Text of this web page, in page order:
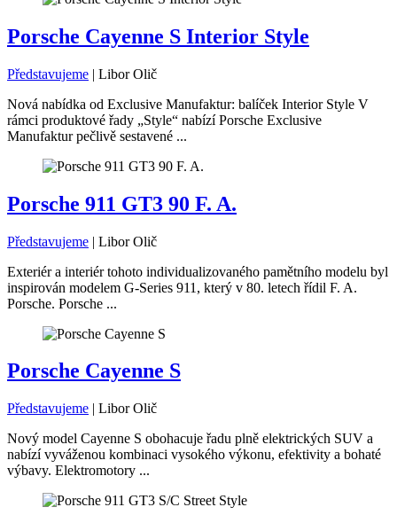
Porsche Cayenne S Interior Style
Představujeme | Libor Olič
Nová nabídka od Exclusive Manufaktur: balíček Interior Style V
rámci produktové řady „Style“ nabízí Porsche Exclusive
Manufaktur pečlivě sestavené ...
Porsche 911 GT3 90 F. A.
Představujeme | Libor Olič
Exteriér a interiér tohoto individualizovaného pamětního modelu byl
inspirován modelem G-Series 911, který v 80. letech řídil F. A.
Porsche. Porsche ...
Porsche Cayenne S
Představujeme | Libor Olič
Nový model Cayenne S obohacuje řadu plně elektrických SUV a
nabízí vyváženou kombinaci vysokého výkonu, efektivity a bohaté
výbavy. Elektromotory ...